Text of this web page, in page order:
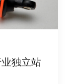
独立站